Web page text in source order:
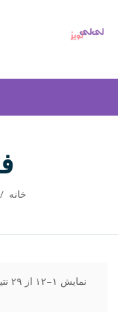
خانه /
نمایش ۱–۱۲ از ۲۹ نتیجه